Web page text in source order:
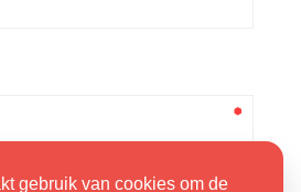
gebruik van cookies om de